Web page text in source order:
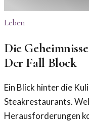
Leben
Die
Der Fall Block
Ein Blick hinter die
Steakrestaurants.
Herausforderungen